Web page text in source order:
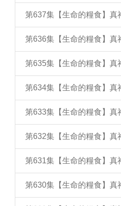
第637集【生命的糧食】真
第636集【生命的糧食】真
第635集【生命的糧食】真
第634集【生命的糧食】真
第633集【生命的糧食】真
第632集【生命的糧食】真
第631集【生命的糧食】真
第630集【生命的糧食】真